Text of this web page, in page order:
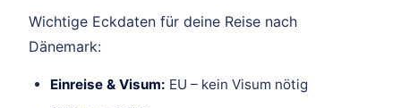
Wichtige Eckdaten für deine Reise nach
Dänemark:
Einreise & Visum: EU – kein Visum nötig